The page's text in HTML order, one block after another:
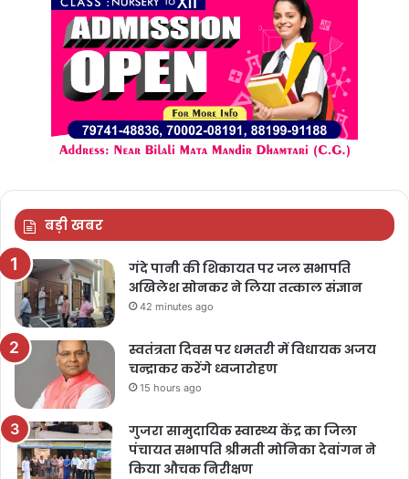
बड़ी खबर
गंदे पानी की शिकायत पर जल सभापति
अखिलेश सोनकर ने लिया तत्काल संज्ञान
42 minutes ago
स्वतंत्रता दिवस पर धमतरी में विधायक अजय
चन्द्राकर करेंगे ध्वजारोहण
15 hours ago
गुजरा सामुदायिक स्वास्थ्य केंद्र का जिला
पंचायत सभापति श्रीमती मोनिका देवांगन ने
किया औचक निरीक्षण